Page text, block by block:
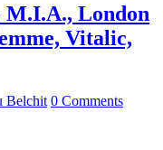
London
Vitalic,
Belchit 0 Comments